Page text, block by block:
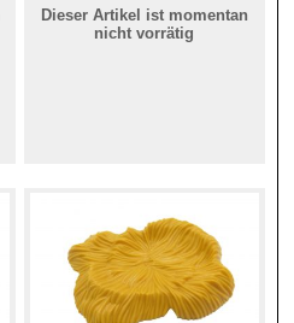
Dieser Artikel ist momentan
nicht vorrätig